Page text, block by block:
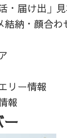
・届け出」
結納・顔合
リー情報
報